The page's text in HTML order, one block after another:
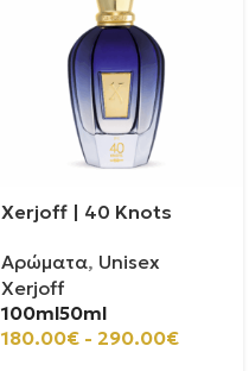
Xerjoff | 40 Knots
Αρώματα, Unisex
Xerjoff
100ml50ml
180.00€ - 290.00€